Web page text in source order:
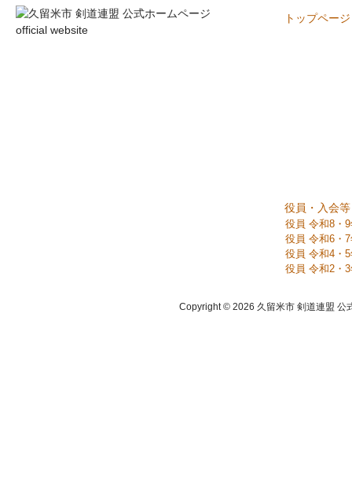
トップページ
役員・入会等
役員 令和8・
役員 令和6・
役員 令和4・
役員 令和2・
Copyright © 2026 久留米市 剣道連盟